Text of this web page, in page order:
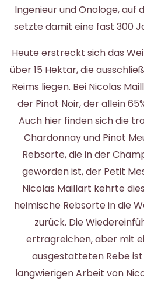
Ingenieur und Önologe, auf
setzte damit eine fast 300
Heute erstreckt sich das
über 15 Hektar, die
Reims liegen. Bei Nicolas
der Pinot Noir, der allein
Auch hier finden sich die
Chardonnay und Pinot
Rebsorte, die in der
geworden ist, der Petit
Nicolas Maillart kehrte
heimische Rebsorte in die
zurück. Die
ertragreichen, aber mit
ausgestatteten Rebe
langwierigen Arbeit von